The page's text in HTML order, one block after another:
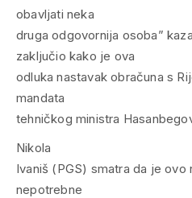
obavljati neka
druga odgovornija osoba”
zaključio kako je ova
odluka nastavak obračuna s
mandata
tehničkog ministra
Nikola
Ivaniš (PGS) smatra da je
nepotrebne